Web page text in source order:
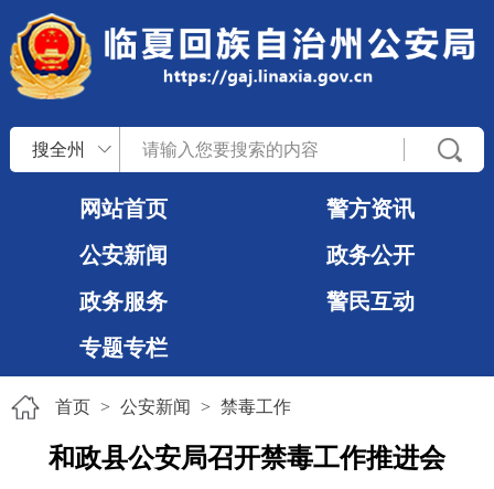
搜全州
网站首页
警方资讯
公安新闻
政务公开
政务服务
警民互动
专题专栏
首页 > 公安新闻 > 禁毒工作
和政县公安局召开禁毒工作推进会